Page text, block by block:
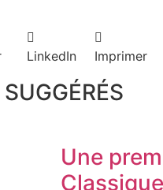
LinkedIn Imprimer
Une